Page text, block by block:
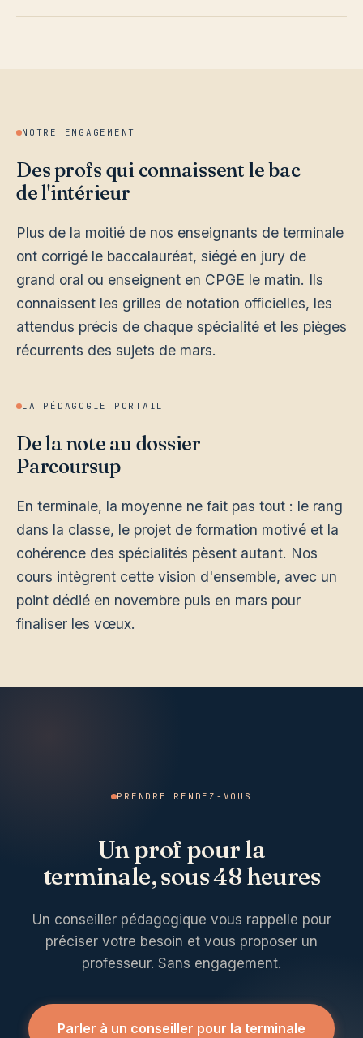
NOTRE ENGAGEMENT
Des profs qui connaissent le bac
de l'intérieur
Plus de la moitié de nos enseignants de terminale
ont corrigé le baccalauréat, siégé en jury de
grand oral ou enseignent en CPGE le matin. Ils
connaissent les grilles de notation officielles, les
attendus précis de chaque spécialité et les pièges
récurrents des sujets de mars.
LA PÉDAGOGIE PORTAIL
De la note au dossier
Parcoursup
En terminale, la moyenne ne fait pas tout : le rang
dans la classe, le projet de formation motivé et la
cohérence des spécialités pèsent autant. Nos
cours intègrent cette vision d'ensemble, avec un
point dédié en novembre puis en mars pour
finaliser les vœux.
PRENDRE RENDEZ-VOUS
Un prof pour la
terminale, sous 48 heures
Un conseiller pédagogique vous rappelle pour
préciser votre besoin et vous proposer un
professeur. Sans engagement.
Parler à un conseiller pour la terminale